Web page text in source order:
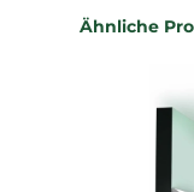
Ähnliche